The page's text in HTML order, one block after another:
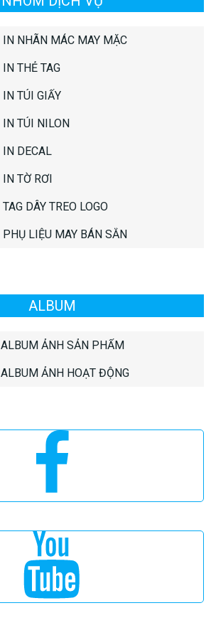
IN NHÃN MÁC MAY MẶC
IN THẺ TAG
IN TÚI GIẤY
IN TÚI NILON
IN DECAL
IN TỜ RƠI
TAG DÂY TREO LOGO
PHỤ LIỆU MAY BÁN SẴN
ALBUM
ALBUM ẢNH SẢN PHẨM
ALBUM ẢNH HOẠT ĐỘNG